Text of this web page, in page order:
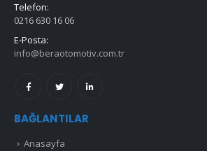
Telefon:
0216 630 16 06
E-Posta:
info@beraotomotiv.com.tr
BAĞLANTILAR
Anasayfa